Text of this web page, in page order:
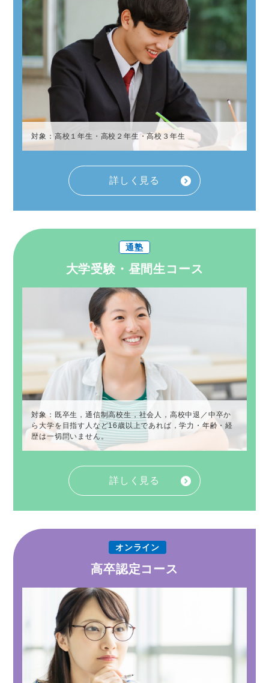
対象：高校１年生・高校２年生・高校３年生
詳しく見る
通塾
大学受験・昼間生コース
対象：既卒生，通信制高校生，社会人，高校中退／中卒か
ら大学を目指す人など16歳以上であれば，学力・年齢・経
歴は一切問いません。
詳しく見る
オンライン
高卒認定コース